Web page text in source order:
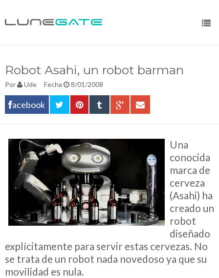
Robot Asahi, un robot barman
Por Ude Fecha 8/01/2008
acebook
Una
conocida
marca de
cerveza
(Asahi) ha
creado un
robot
diseñado
explícitamente para servir estas cervezas. No
se trata de un robot nada novedoso ya que su
movilidad es nula.